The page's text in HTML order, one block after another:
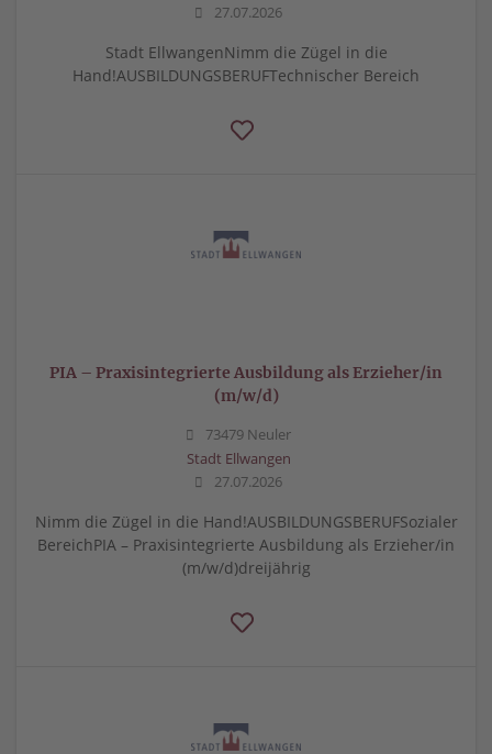
27.07.2026
Stadt EllwangenNimm die Zügel in die
Hand!AUSBILDUNGSBERUFTechnischer Bereich
PIA – Praxisintegrierte Ausbildung als Erzieher/in
(m/w/d)
73479 Neuler
Stadt Ellwangen
27.07.2026
Nimm die Zügel in die Hand!AUSBILDUNGSBERUFSozialer
BereichPIA – Praxisintegrierte Ausbildung als Erzieher/in
(m/w/d)dreijährig